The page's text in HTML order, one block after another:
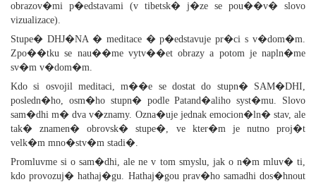
obrazov�mi p�edstavami (v tibetsk� j�ze se pou��v� slovo
vizualizace).
Stupe� DHJ�NA � meditace � p�edstavuje pr�ci s v�dom�m.
Zpo��tku se nau��me vytv��et obrazy a potom je napln�me
sv�m v�dom�m.
Kdo si osvojil meditaci, m��e se dostat do stupn� SAM�DHI,
posledn�ho, osm�ho stupn� podle Patand�aliho syst�mu. Slovo
sam�dhi m� dva v�znamy. Ozna�uje jednak emocion�ln� stav, ale
tak� znamen� obrovsk� stupe�, ve kter�m je nutno proj�t
velk�m mno�stv�m stadi�.
Promluvme si o sam�dhi, ale ne v tom smyslu, jak o n�m mluv� ti,
kdo provozuj� hathaj�gu. Hathaj�gou prav�ho samadhi dos�hnout